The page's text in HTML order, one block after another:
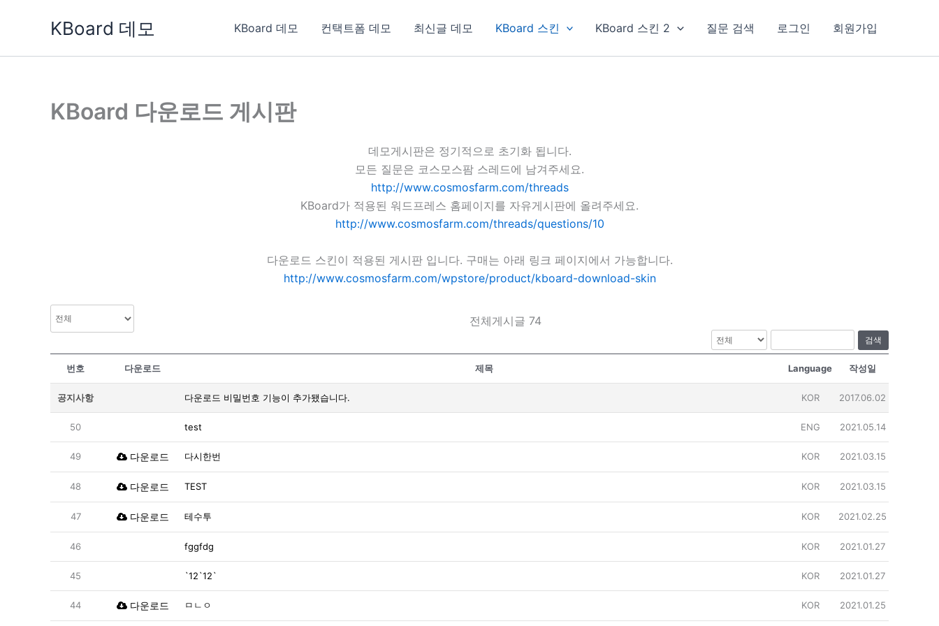
KBoard 데모 KBoard 데모 컨택트폼 데모 최신글 데모 KBoard 스킨 KBoard 스킨 2 질문 검색 로그인 회원가입
KBoard 다운로드 게시판
데모게시판은 정기적으로 초기화 됩니다.
모든 질문은 코스모스팜 스레드에 남겨주세요.
http://www.cosmosfarm.com/threads
KBoard가 적용된 워드프레스 홈페이지를 자유게시판에 올려주세요.
http://www.cosmosfarm.com/threads/questions/10
다운로드 스킨이 적용된 게시판 입니다. 구매는 아래 링크 페이지에서 가능합니다.
http://www.cosmosfarm.com/wpstore/product/kboard-download-skin
전체게시글 74
검색
번호 다운로드 제목 Language 작성일
공지사항 다운로드 비밀번호 기능이 추가됐습니다. KOR 2017.06.02
50 test ENG 2021.05.14
49 다운로드 다시한번 KOR 2021.03.15
48 다운로드 TEST KOR 2021.03.15
47 다운로드 테수투 KOR 2021.02.25
46 fggfdg KOR 2021.01.27
45 `12`12` KOR 2021.01.27
44 다운로드 ㅁㄴㅇ KOR 2021.01.25